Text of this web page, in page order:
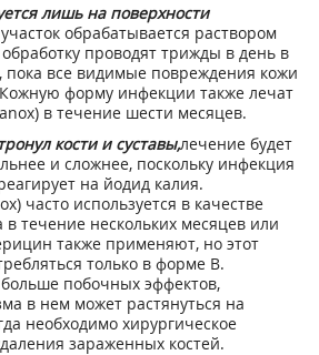
лишь на поверхности
обрабатывается раствором
проводят трижды в день в
пока все видимые повреждения кожи
форму инфекции также лечат
в течение шести месяцев.
кости и суставы,лечение будет
и сложнее, поскольку инфекция
на йодид калия.
часто используется в качестве
в течение нескольких месяцев или
также применяют, но этот
только в форме В.
побочных эффектов,
в нем может растянуться на
необходимо хирургическое
зараженных костей.